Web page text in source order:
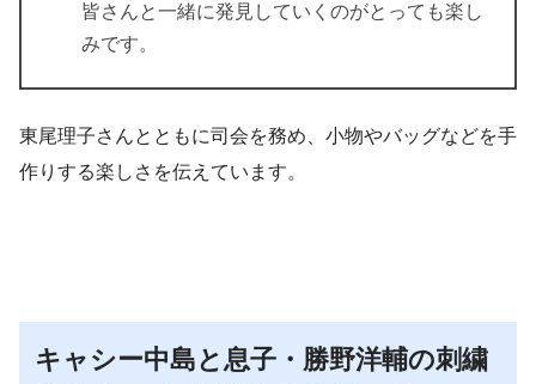
皆さんと一緒に発見していくのがとっても楽し
みです。
東尾理子さんとともに司会を務め、小物やバッグなどを手
作りする楽しさを伝えています。
キャシー中島と息子・勝野洋輔の刺繍